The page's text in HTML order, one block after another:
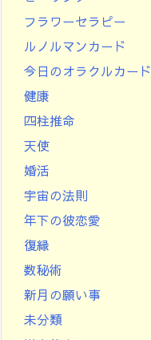
フラワーセラピー
ルノルマンカード
今日のオラクルカード
健康
四柱推命
天使
婚活
宇宙の法則
年下の彼恋愛
復縁
数秘術
新月の願い事
未分類